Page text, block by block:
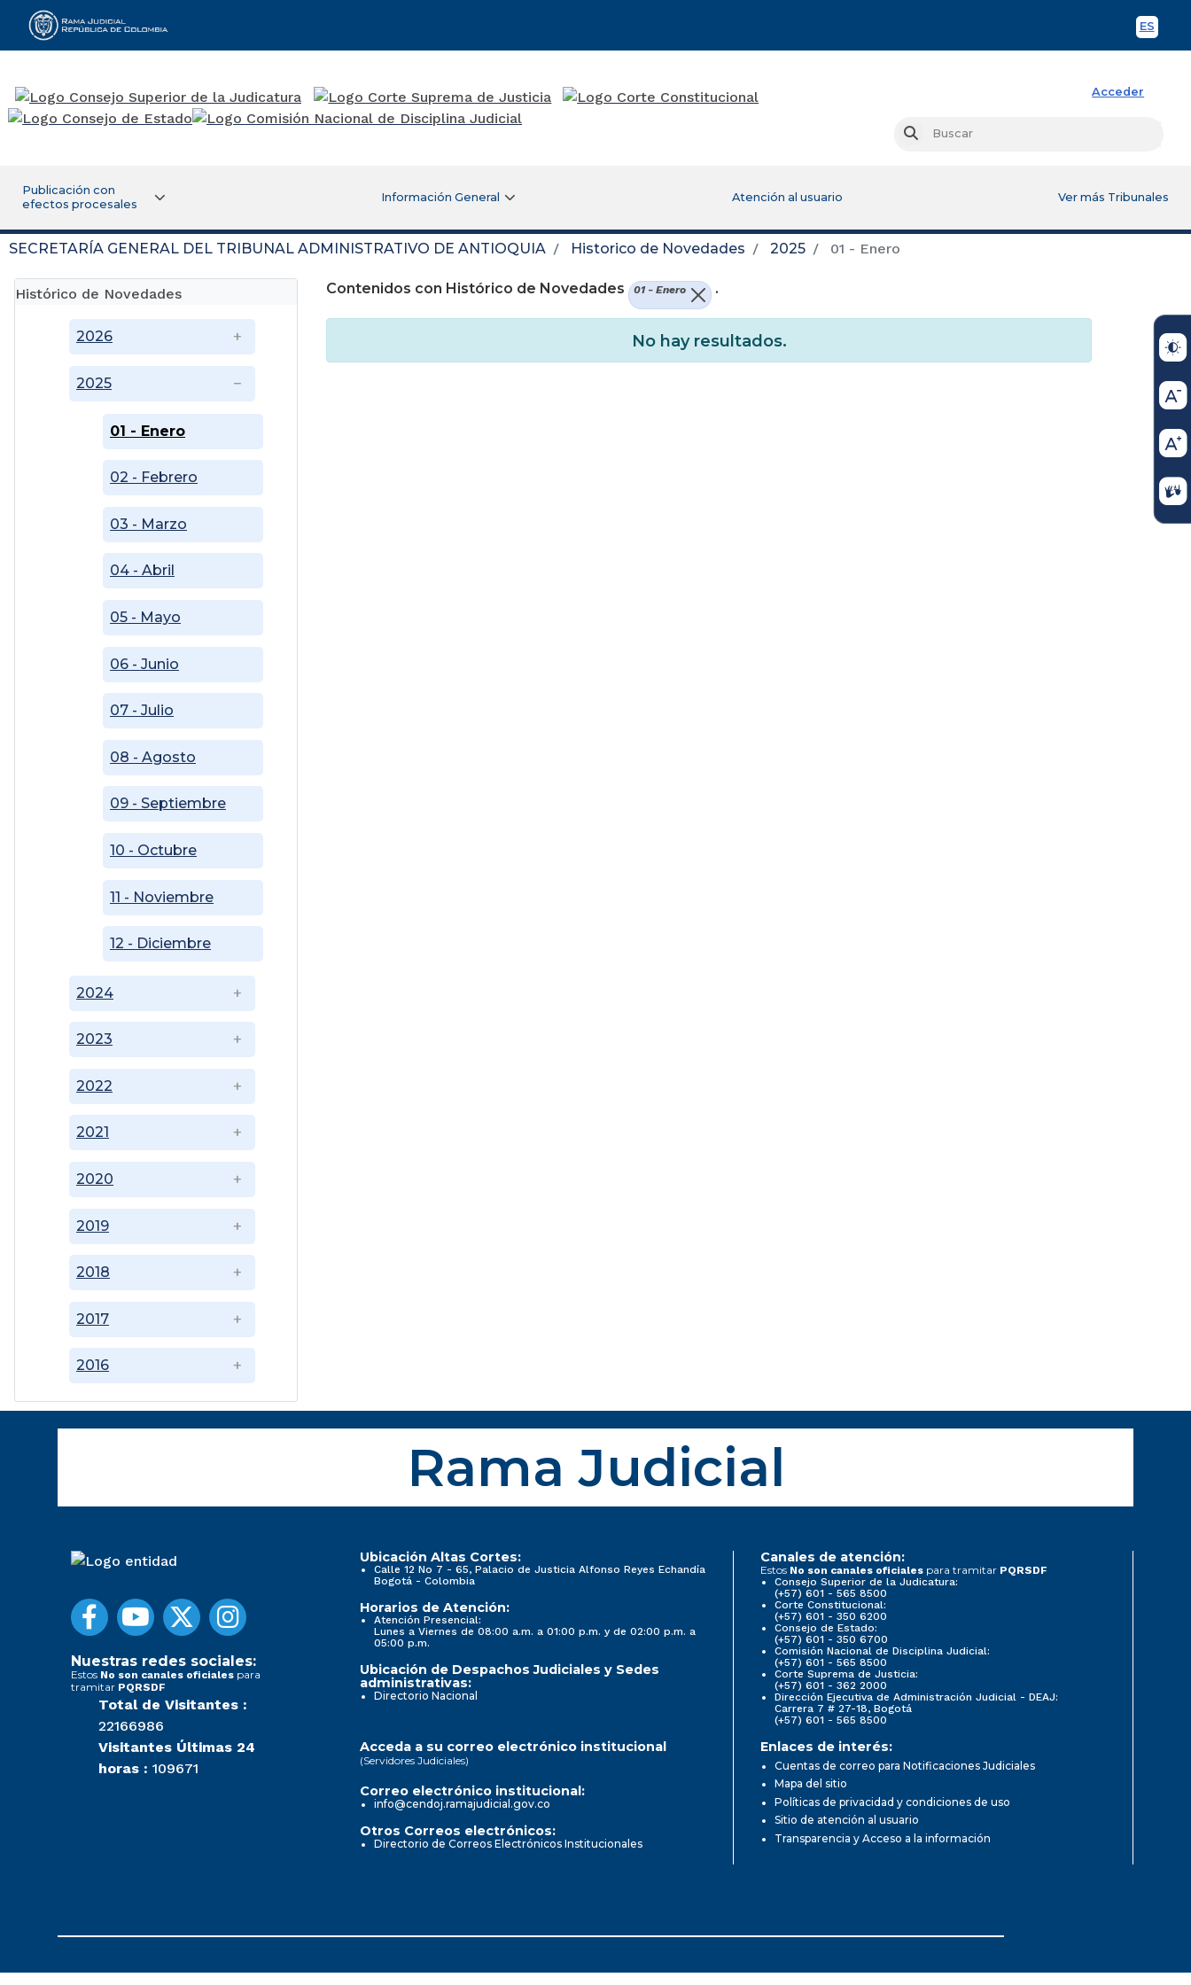
ES
Rama Judicial
Acceder
Buscar
Publicación con
efectos procesales
Información General Atención al usuario Ver más Tribunales
SECRETARÍA GENERAL DEL TRIBUNAL ADMINISTRATIVO DE ANTIOQUIA Historico de Novedades 2025 01 - Enero
Histórico de Novedades
2016
2017
2018
2019
2020
2021
2022
2023
2024
2025
01 - Enero
02 - Febrero
03 - Marzo
04 - Abril
05 - Mayo
06 - Junio
07 - Julio
08 - Agosto
09 - Septiembre
10 - Octubre
11 - Noviembre
12 - Diciembre
2026
Contenidos con Histórico de Novedades 01 - Enero .
No hay resultados.
Rama Judicial
Nuestras redes sociales:
Estos No son canales oficiales para
tramitar PQRSDF
Total de Visitantes :
22166986
Visitantes Últimas 24
horas : 109671
Ubicación Altas Cortes:
Calle 12 No 7 - 65, Palacio de Justicia Alfonso Reyes Echandía
Bogotá - Colombia
Horarios de Atención:
Atención Presencial:
Lunes a Viernes de 08:00 a.m. a 01:00 p.m. y de 02:00 p.m. a
05:00 p.m.
Ubicación de Despachos Judiciales y Sedes
administrativas:
Directorio Nacional
Canales de atención:
Estos No son canales oficiales para tramitar PQRSDF
Consejo Superior de la Judicatura:
(+57) 601 - 565 8500
Corte Constitucional:
(+57) 601 - 350 6200
Consejo de Estado:
(+57) 601 - 350 6700
Comisión Nacional de Disciplina Judicial:
(+57) 601 - 565 8500
Corte Suprema de Justicia:
(+57) 601 - 362 2000
Dirección Ejecutiva de Administración Judicial - DEAJ:
Carrera 7 # 27-18, Bogotá
(+57) 601 - 565 8500
Acceda a su correo electrónico institucional
(Servidores Judiciales)
Correo electrónico institucional:
info@cendoj.ramajudicial.gov.co
Otros Correos electrónicos:
Directorio de Correos Electrónicos Institucionales
Enlaces de interés:
Cuentas de correo para Notificaciones Judiciales
Mapa del sitio
Políticas de privacidad y condiciones de uso
Sitio de atención al usuario
Transparencia y Acceso a la información